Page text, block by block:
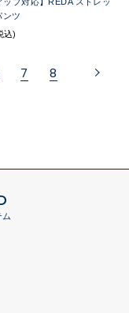
ンツ
込)
7 8
ム